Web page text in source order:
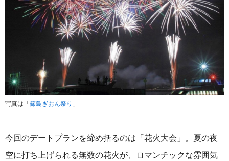
写真は「篠島ぎおん祭り 」
今回のデートプランを締め括るのは「花火大会」。夏の夜
空に打ち上げられる無数の花火が、ロマンチックな雰囲気